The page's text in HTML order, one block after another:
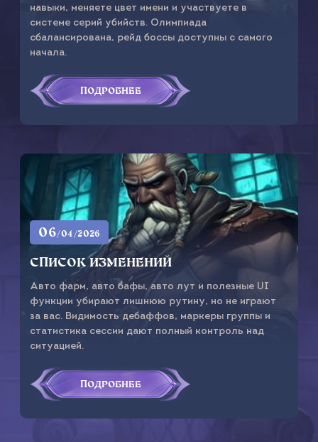
навыки, меняете цвет имени и участвуете в
системе серий убийств. Олимпиада
сбалансирована, рейд боссы доступны с самого
начала.
ПОДРОБНЕЕ
06/04/2026
СПИСОК ИЗМЕНЕНИЙ
Авто фарм, авто бафы, авто лут и полезные UI
функции убирают лишнюю рутину, но не играют
за вас. Видимость дебаффов, маркеры группы и
статистика сессии дают полный контроль над
ситуацией.
ПОДРОБНЕЕ